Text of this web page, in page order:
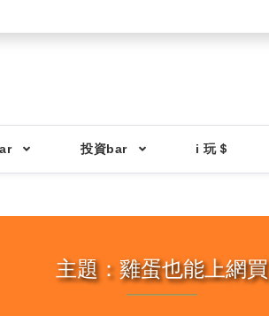
投資bar i 玩＄
主題：雞蛋也能上網買